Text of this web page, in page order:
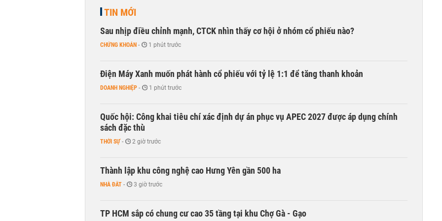
TIN MỚI
Sau nhịp điều chỉnh mạnh, CTCK nhìn thấy cơ hội ở nhóm cổ phiếu nào?
CHỨNG KHOÁN - 1 phút trước
Điện Máy Xanh muốn phát hành cổ phiếu với tỷ lệ 1:1 để tăng thanh khoản
DOANH NGHIỆP - 1 phút trước
Quốc hội: Công khai tiêu chí xác định dự án phục vụ APEC 2027 được áp dụng chính
sách đặc thù
THỜI SỰ - 2 giờ trước
Thành lập khu công nghệ cao Hưng Yên gần 500 ha
NHÀ ĐẤT - 3 giờ trước
TP HCM sắp có chung cư cao 35 tầng tại khu Chợ Gà - Gạo